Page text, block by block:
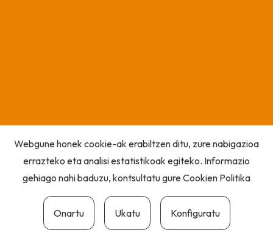
Webgune honek cookie-ak erabiltzen ditu, zure nabigazioa
errazteko eta analisi estatistikoak egiteko. Informazio
gehiago nahi baduzu, kontsultatu gureCookien Politika
Onartu Ukatu Konfiguratu